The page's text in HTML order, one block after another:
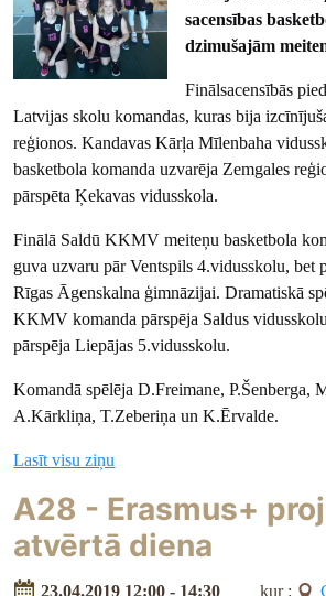
sacensības
dzimušajām
Finālsacensībās
Latvijas skolu komandas, kuras bija
reģionos. Kandavas Kārļa Mīlenbaha
basketbola komanda uzvarēja Zemgales
pārspēta Ķekavas vidusskola.
Finālā Saldū KKMV meiteņu basketbola
guva uzvaru pār Ventspils 4.vidusskolu, bet
Rīgas Āgenskalna ģimnāzijai. Dramatiskā
KKMV komanda pārspēja Saldus
pārspēja Liepājas 5.vidusskolu.
Komandā spēlēja D.Freimane, P.Šenberga,
A.Kārkliņa, T.Zeberiņa un K.Ērvalde.
Lasīt visu ziņu
A28 - Erasmus+
atvērtā diena
23.04.2019 12:00 - 14:30 kur :